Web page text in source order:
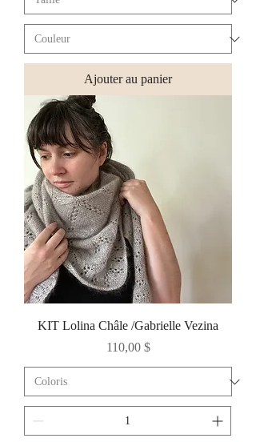
Ajouter au panier
KIT Lolina Châle /Gabrielle Vezina
Prix
110,00 $